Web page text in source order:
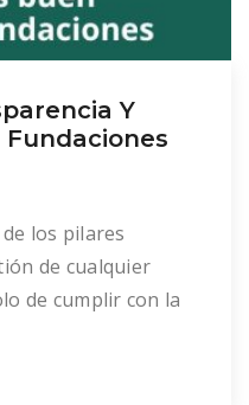
Y
Fundaciones
los pilares
de cualquier
de cumplir con la
en la